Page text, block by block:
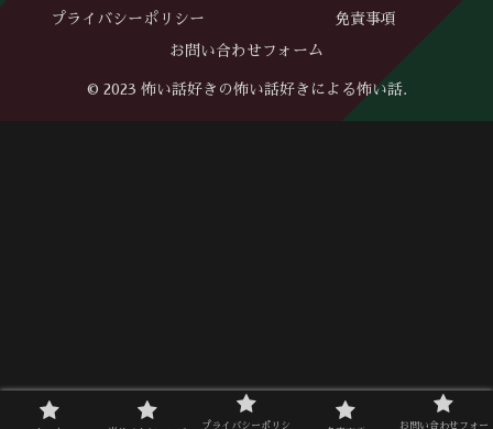
プライバシーポリシー 免責事項
お問い合わせフォーム
© 2023 怖い話好きの怖い話好きによる怖い話.
プライバシーポリシ お問い合わせフォー